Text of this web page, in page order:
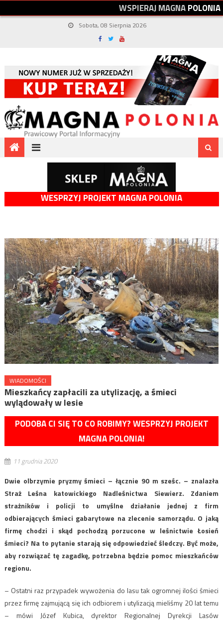
WSPIERAJMAGNAPOLONIA
Sobota, 08 Sierpnia 2026
WESPRZYJ PROJEKT MAGNA POLONIA
WIADOMOŚCI
Mieszkańcy zapłacili za utylizację, a śmieci
wylądowały w lesie
PODOBA CI SIĘ TO CO ROBIMY? WESPRZYJ PROJEKT
MAGNA POLONIA!
11 grudnia 2020
Dwie olbrzymie pryzmy śmieci – łącznie 90 m sześc. – znalazła
Straż Leśna katowickiego Nadleśnictwa Siewierz. Zdaniem
strażników i policji to umyślne działanie jednej z firm
odbierających śmieci gabarytowe na zlecenie samorządu. O jaką
firmę chodzi i skąd pochodzą porzucone w leśnictwie Łosień
śmieci? Na to pytanie starają się odpowiedzieć śledczy. Być może,
aby rozwiązać tę zagadkę, potrzebna będzie pomoc mieszkańców
regionu.
– Ostatni raz przypadek wywożenia do lasu tak ogromnej ilości śmieci
przez firmę zajmującą się ich odbiorem i utylizacją mieliśmy 20 lat temu
– mówi Józef Kubica, dyrektor Regionalnej Dyrekcji Lasów